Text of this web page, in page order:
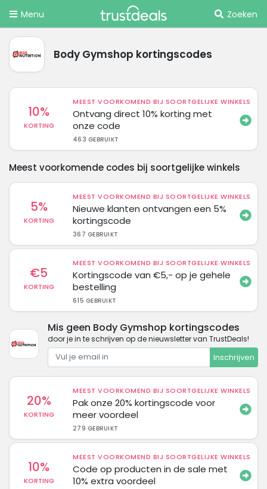
Menu Zoeken
Body Gymshop kortingscodes
10%
KORTING
MEEST VOORKOMEND BIJ SOORTGELIJKE WINKELS
Ontvang direct 10% korting met
onze code
463 GEBRUIKT
Meest voorkomende codes bij soortgelijke winkels
5%
KORTING
MEEST VOORKOMEND BIJ SOORTGELIJKE WINKELS
Nieuwe klanten ontvangen een 5%
kortingscode
367 GEBRUIKT
€5
KORTING
MEEST VOORKOMEND BIJ SOORTGELIJKE WINKELS
Kortingscode van €5,- op je gehele
bestelling
615 GEBRUIKT
Mis geen Body Gymshop kortingscodes
door je in te schrijven op de nieuwsletter van TrustDeals!
Inschrijven
20%
KORTING
MEEST VOORKOMEND BIJ SOORTGELIJKE WINKELS
Pak onze 20% kortingscode voor
meer voordeel
279 GEBRUIKT
10%
KORTING
MEEST VOORKOMEND BIJ SOORTGELIJKE WINKELS
Code op producten in de sale met
10% extra voordeel